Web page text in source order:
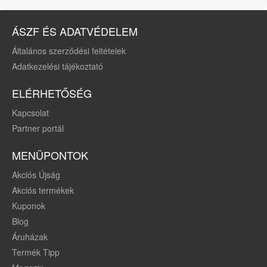
ÁSZF ÉS ADATVÉDELEM
Általános szerződési feltételek
Adatkezelési tájékoztató
ELÉRHETŐSÉG
Kapcsolat
Partner portál
MENÜPONTOK
Akciós Újság
Akciós termékek
Kuponok
Blog
Áruházak
Termék Tipp